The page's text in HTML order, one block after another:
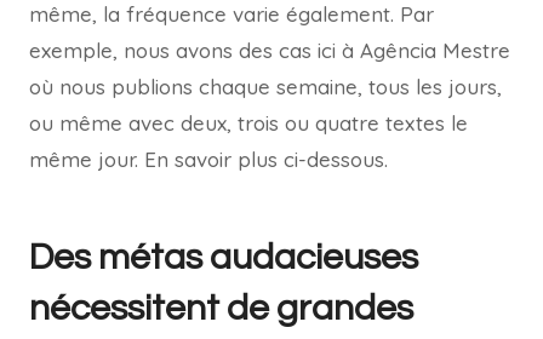
même, la fréquence varie également. Par
exemple, nous avons des cas ici à Agência Mestre
où nous publions chaque semaine, tous les jours,
ou même avec deux, trois ou quatre textes le
même jour. En savoir plus ci-dessous.
Des métas audacieuses
nécessitent de grandes